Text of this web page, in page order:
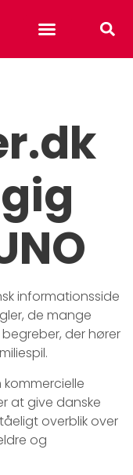
informationsside
de mange
der hører
at give danske
overblik over
og